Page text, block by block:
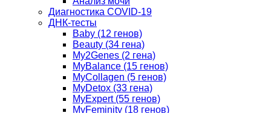
Диагностика COVID-19
ДНК-тесты
Baby (12 генов)
Beauty (34 гена)
My2Genes (2 гена)
MyBalance (15 генов)
MyCollagen (5 генов)
MyDetox (33 гена)
MyExpert (55 генов)
MyFeminity (18 генов)